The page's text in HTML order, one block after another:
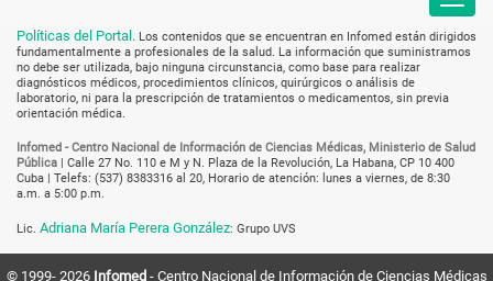
Políticas del Portal. Los contenidos que se encuentran en Infomed están dirigidos
fundamentalmente a profesionales de la salud. La información que suministramos
no debe ser utilizada, bajo ninguna circunstancia, como base para realizar
diagnósticos médicos, procedimientos clínicos, quirúrgicos o análisis de
laboratorio, ni para la prescripción de tratamientos o medicamentos, sin previa
orientación médica.
Infomed - Centro Nacional de Información de Ciencias Médicas, Ministerio de Salud
Pública | Calle 27 No. 110 e M y N. Plaza de la Revolución, La Habana, CP 10 400
Cuba | Telefs: (537) 8383316 al 20, Horario de atención: lunes a viernes, de 8:30
a.m. a 5:00 p.m.
Lic. Adriana María Perera González: Grupo UVS
© 1999- 2026 Infomed- Centro Nacional de Información de Ciencias Médicas